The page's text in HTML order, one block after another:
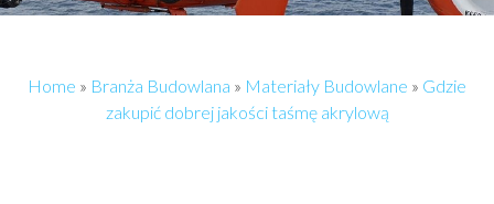
Home » Branża Budowlana » Materiały Budowlane » Gdzie
zakupić dobrej jakości taśmę akrylową